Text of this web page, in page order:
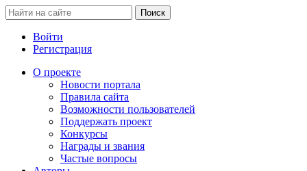
Войти
Регистрация
О проекте
Новости портала
Правила сайта
Возможности пользователей
Поддержать проект
Конкурсы
Награды и звания
Частые вопросы